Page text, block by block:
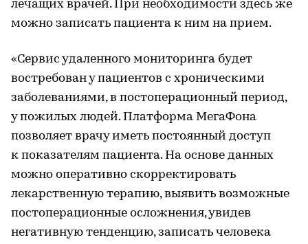
лечащих врачей. При необходимости здесь же
можно записать пациента к ним на прием.
«Сервис удаленного мониторинга будет
востребован у пациентов с хроническими
заболеваниями, в постоперационный период,
у пожилых людей. Платформа МегаФона
позволяет врачу иметь постоянный доступ
к показателям пациента. На основе данных
можно оперативно скорректировать
лекарственную терапию, выявить возможные
постоперационные осложнения, увидев
негативную тенденцию, записать человека